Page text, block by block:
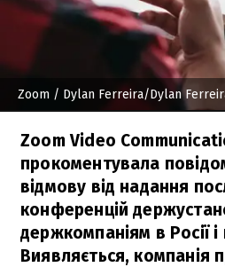
Zoom / Dylan Ferreira/Dylan
Zoom Video
прокоментувала
відмову від надання
конференцій
держкомпаніям в Росії
Виявляється, компанія